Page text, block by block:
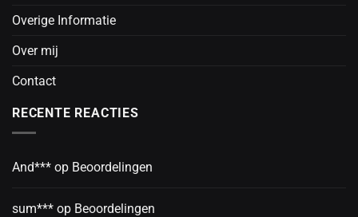
Overige Informatie
Over mij
Contact
RECENTE REACTIES
And*** op Beoordelingen
sum*** op Beoordelingen